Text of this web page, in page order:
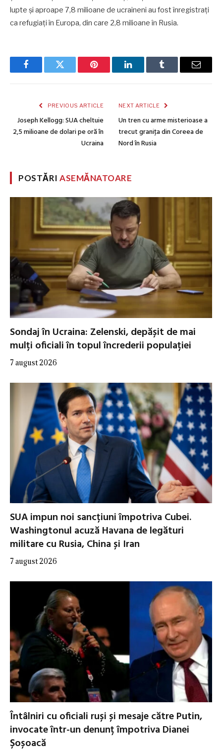
lupte şi aproape 7,8 milioane de ucraineni au fost înregistraţi
ca refugiaţi în Europa, din care 2,8 milioane în Rusia.
FacebookTwitter Pinterest LinkedInTumblr Email
PREVIOUS ARTICLE
Joseph Kellogg: SUA cheltuie
2,5 milioane de dolari pe oră în
Ucraina
NEXT ARTICLE
Un tren cu arme misterioase a
trecut graniţa din Coreea de
Nord în Rusia
POSTĂRIASEMĂNATOARE
Sondaj în Ucraina: Zelenski, depășit de mai
mulți oficiali în topul încrederii populației
7 august 2026
SUA impun noi sancțiuni împotriva Cubei.
Washingtonul acuză Havana de legături
militare cu Rusia, China și Iran
7 august 2026
Întâlniri cu oficiali ruși și mesaje către Putin,
invocate într-un denunț împotriva Dianei
Șoșoacă